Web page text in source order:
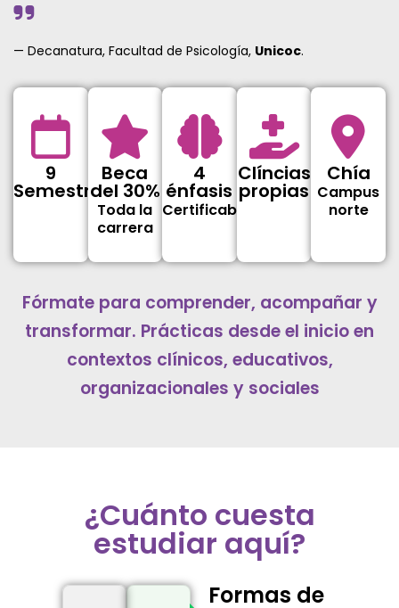
— Decanatura, Facultad de Psicología, Unicoc.
9
Semestres
Beca
del 30%
Toda la
carrera
4
énfasis
Certificables
Clíncias
propias
Chía
Campus
norte
Fórmate para comprender, acompañar y
transformar. Prácticas desde el inicio en
contextos clínicos, educativos,
organizacionales y sociales
¿Cuánto cuesta
estudiar aquí?
Formas de